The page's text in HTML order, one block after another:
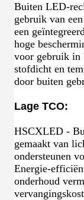
Buiten LED-
gebruik van
een
hoge
voor gebruik in
stofdicht en
door buiten
Lage TCO:
HSCXLED -
gemaakt van
ondersteunen
Energie-
onderhoud